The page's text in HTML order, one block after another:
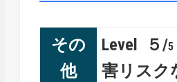
その
他
Level ５/5
害リスク